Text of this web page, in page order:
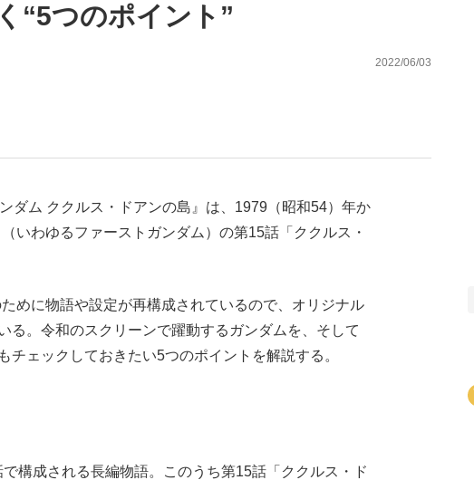
表・森保一監督...
もっと見る
“5つのポイント”
2022/06/03
ム ククルス・ドアンの島』は、1979（昭和54）年か
いわゆるファーストガンダム）の第15話「ククルス・
めに物語や設定が再構成されているので、オリジナル
る。令和のスクリーンで躍動するガンダムを、そして
ェックしておきたい5つのポイントを解説する。
構成される長編物語。このうち第15話「ククルス・ド